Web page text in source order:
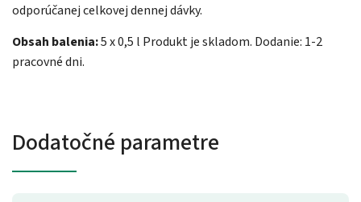
odporúčanej celkovej dennej dávky.
Obsah balenia:5 x 0,5 l Produkt je skladom. Dodanie: 1-2
pracovné dni.
Dodatočné parametre